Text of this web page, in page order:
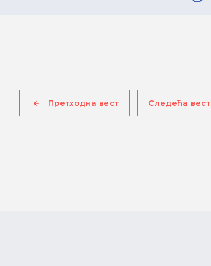
Претходна вест Следећа вест